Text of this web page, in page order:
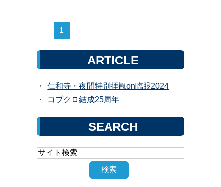
1
ARTICLE
仁和寺・夜間特別拝観on臨眼2024
コブクロ結成25周年
SEARCH